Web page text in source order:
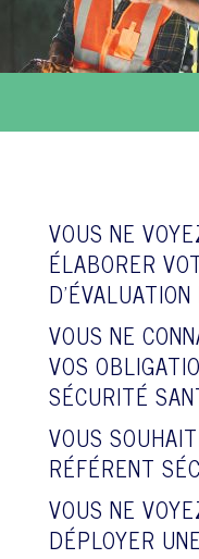
VOUS NE
ÉLABORER
VOUS NE
VOS
SÉCURITÉ
VOUS
RÉFÉRENT
VOUS NE
DÉPLOYER